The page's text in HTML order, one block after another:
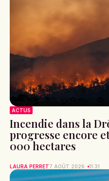
ACTUS
Incendie dans la
progresse encore
000 hectares
LAURA PERRET7 AOÛT 2026 11:31